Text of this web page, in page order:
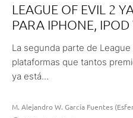
LEAGUE OF EVIL 2
PARA IPHONE,
La segunda parte de
plataformas que tantos
ya está...
M. Alejandro W. García Fuentes